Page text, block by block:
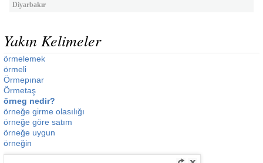
Diyarbakır
Yakın Kelimeler
örmelemek
örmeli
Örmepınar
Örmetaş
örneg nedir?
örneğe girme olasılığı
örneğe göre satım
örneğe uygun
örneğin